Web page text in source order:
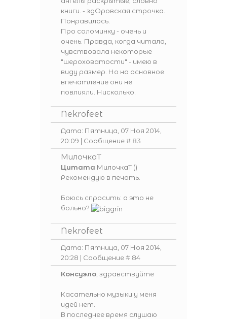
книги. - здОровская строчка.
Понравилось.
Про соломинку - очень и
очень. Правда, когда читала,
чувствовала некоторые
"шероховатости" - имею в
виду размер. Но на основное
впечатление они не
повлияли. Нисколько.
Nekrofeet
Дата: Пятница, 07 Ноя 2014,
20:09 | Сообщение # 83
МилочкаТ
Цитата МилочкаТ ()
Рекомендую в печать.
Боюсь спросить: а это не
больно?
Nekrofeet
Дата: Пятница, 07 Ноя 2014,
20:28 | Сообщение # 84
Консуэло , здравствуйте
Касательно музыки у меня
идей нет.
В последнее время слушаю